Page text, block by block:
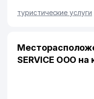
туристические услуги
SERVICE ООО на